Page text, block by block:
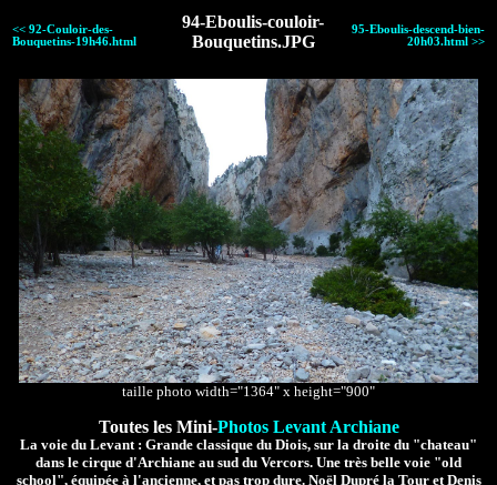
<< 92-Couloir-des-
Bouquetins-19h46.html
94-Eboulis-couloir-
Bouquetins.JPG
95-Eboulis-descend-bien-
20h03.html >>
taille photo width="1364" x height="900"
Toutes les Mini-Photos Levant Archiane
La voie du Levant : Grande classique du Diois, sur la droite du "chateau"
dans le cirque d'Archiane au sud du Vercors. Une très belle voie "old
school", équipée à l'ancienne, et pas trop dure. Noël Dupré la Tour et Denis